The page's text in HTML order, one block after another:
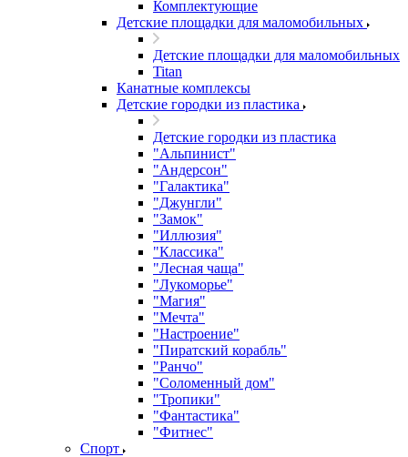
Комплектующие
Детские площадки для маломобильных
Детские площадки для маломобильных
Titan
Канатные комплексы
Детские городки из пластика
Детские городки из пластика
"Альпинист"
"Андерсон"
"Галактика"
"Джунгли"
"Замок"
"Иллюзия"
"Классика"
"Лесная чаща"
"Лукоморье"
"Магия"
"Мечта"
"Настроение"
"Пиратский корабль"
"Ранчо"
"Соломенный дом"
"Тропики"
"Фантастика"
"Фитнес"
Спорт